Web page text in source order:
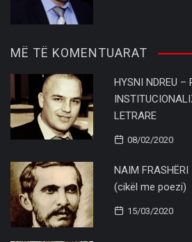
MË TË KOMENTUARAT
HYSNI NDREU –
LETRARE
08/02/2020
NAIM
(cikël me poezi)
15/03/2020